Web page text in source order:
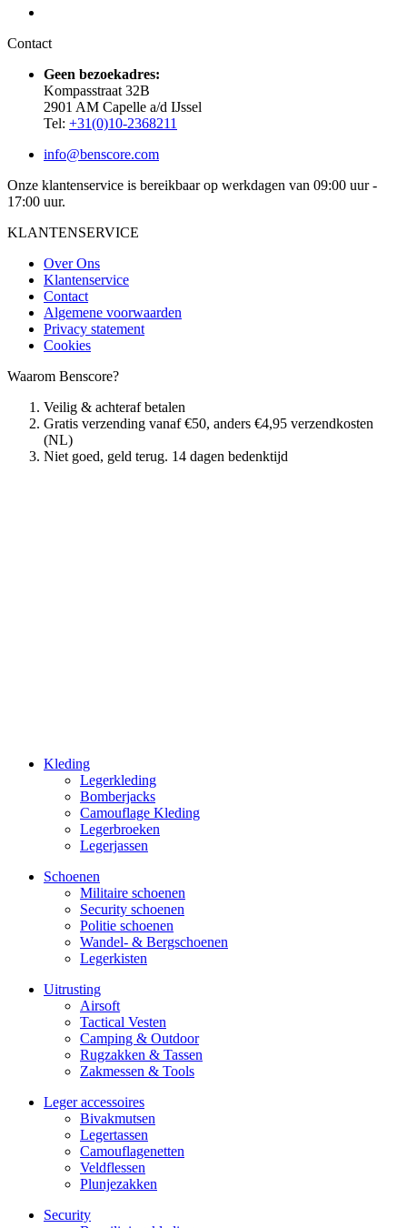
Contact
Geen bezoekadres:
Kompasstraat 32B
2901 AM Capelle a/d IJssel
Tel: +31(0)10-2368211
info@benscore.com
Onze klantenservice is bereikbaar op werkdagen van 09:00 uur -
17:00 uur.
KLANTENSERVICE
Over Ons
Klantenservice
Contact
Algemene voorwaarden
Privacy statement
Cookies
Waarom Benscore?
Veilig & achteraf betalen
Gratis verzending vanaf €50, anders €4,95 verzendkosten
(NL)
Niet goed, geld terug. 14 dagen bedenktijd
Kleding
Legerkleding
Bomberjacks
Camouflage Kleding
Legerbroeken
Legerjassen
Schoenen
Militaire schoe­nen
Security schoenen
Politie schoenen
Wandel- & Berg­­schoenen
Legerkisten
Uitrusting
Airsoft
Tactical Ves­ten
Camping & Outdoor
Rugzakken & Tassen
Zakmessen & Tools
Leger accessoires
Bivakmutsen
Legertassen
Camouflage­­netten
Veldflessen
Plunjezakken
Security